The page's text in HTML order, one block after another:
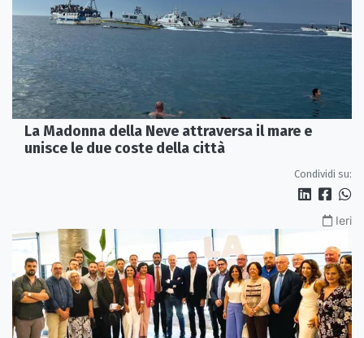
La Madonna della Neve attraversa il mare e
unisce le due coste della città
Condividi su:
Ieri